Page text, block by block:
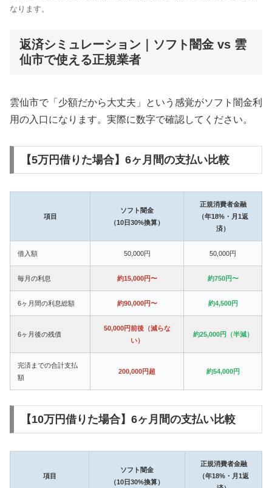
なります。
返済シミュレーション｜ソフト闇金 vs 雲
仙市で使える正規業者
雲仙市で「少額だから大丈夫」という感覚がソフト闇金利
用の入口になります。実際に数字で確認してください。
【5万円借りた場合】6ヶ月間の支払い比較
項目
ソフト闇金
（10日30%換算）
正規消費者金融
（年18%・月1返
済）
借入額 50,000円 50,000円
毎月の利息 約15,000円〜 約750円〜
6ヶ月間の利息総額 約90,000円〜 約4,500円
6ヶ月後の残債
50,000円前後（減らな
い）
約25,000円（半減）
完済までの合計支払
額
200,000円超 約54,000円
【10万円借りた場合】6ヶ月間の支払い比較
項目
ソフト闇金
（10日30%換算）
正規消費者金融
（年18%・月1返